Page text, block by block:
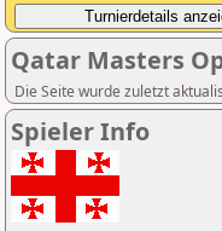
Qatar Masters
Die Seite wurde zuletzt
Spieler Info